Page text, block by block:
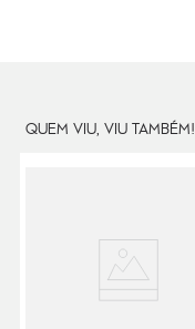
QUEM VIU, VIU TAMBÉM!